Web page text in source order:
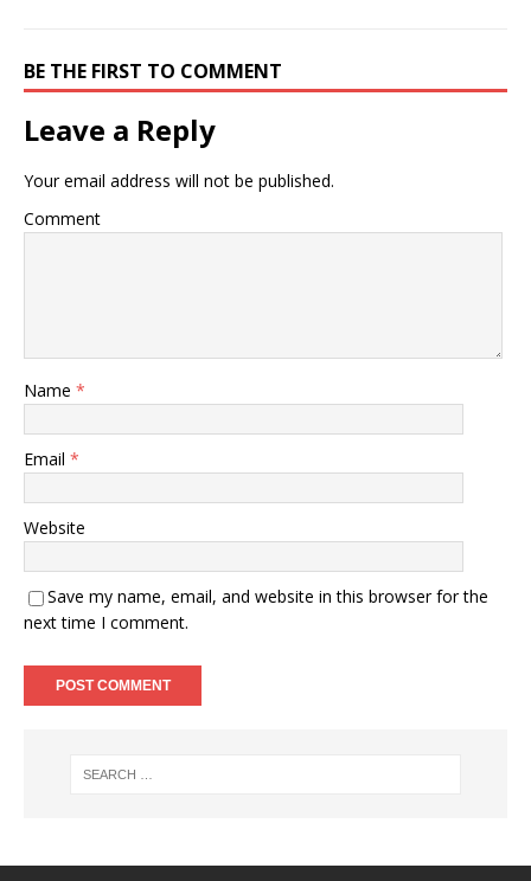
BE THE FIRST TO COMMENT
Leave a Reply
Your email address will not be published.
Comment
Name *
Email *
Website
Save my name, email, and website in this browser for the
next time I comment.